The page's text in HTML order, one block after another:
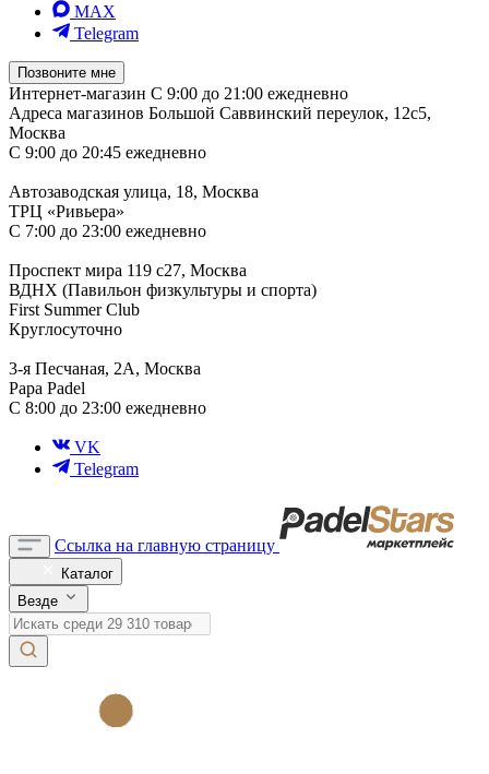
MAX
Telegram
Позвоните мне
Интернет-магазин С 9:00 до 21:00 ежедневно
Адреса магазинов Большой Саввинский переулок, 12с5,
Москва
С 9:00 до 20:45 ежедневно
Автозаводская улица, 18, Москва
ТРЦ «Ривьера»
С 7:00 до 23:00 ежедневно
Проспект мира 119 с27, Москва
ВДНХ (Павильон физкультуры и спорта)
First Summer Club
Круглосуточно
3-я Песчаная, 2А, Москва
Papa Padel
С 8:00 до 23:00 ежедневно
VK
Telegram
Ссылка на главную страницу
Каталог
Везде